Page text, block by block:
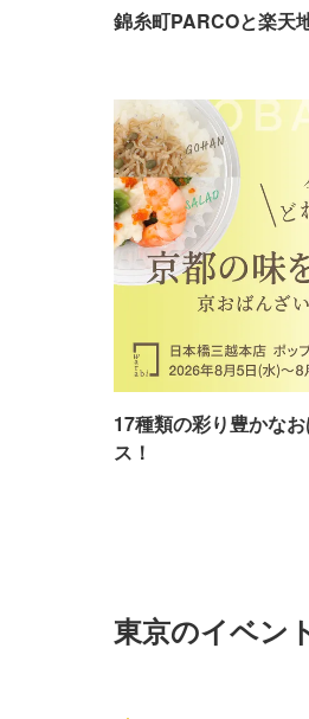
錦糸町PARCOと楽天
17種類の彩り豊かな
ス！
東京のイベン